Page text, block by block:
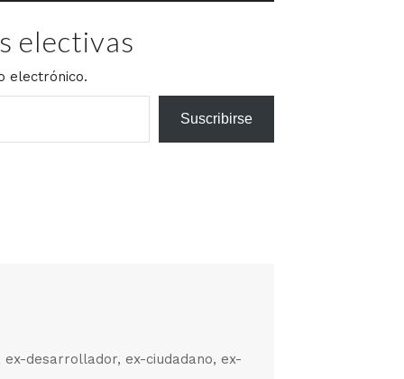
electivas
electrónico.
Suscribirse
desarrollador, ex-ciudadano, ex-